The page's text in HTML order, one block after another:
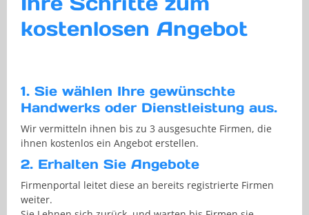
kostenlosen Angebot
1. Sie wählen Ihre gewünschte
Handwerks oder Dienstleistung aus.
Wir vermitteln ihnen bis zu 3 ausgesuchte Firmen, die
ihnen kostenlos ein Angebot erstellen.
2. Erhalten Sie Angebote
Firmenportal leitet diese an bereits registrierte Firmen
weiter.